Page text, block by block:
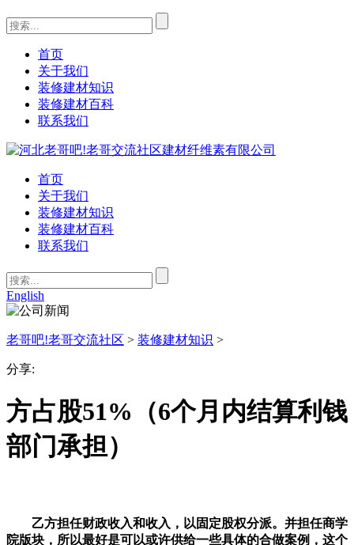
首页
关于我们
装修建材知识
装修建材百科
联系我们
首页
关于我们
装修建材知识
装修建材百科
联系我们
English
老哥吧!老哥交流社区 > 装修建材知识 >
分享:
方占股51%（6个月内结算利钱
部门承担）
乙方担任财政收入和收入，以固定股权分派。并担任商学
院版块，所以最好是可以或许供给一些具体的合做案例，这个